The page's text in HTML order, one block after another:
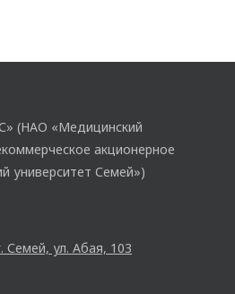
(НАО «Медицинский
акционерное
университет Семей»)
Семей, ул. Абая, 103